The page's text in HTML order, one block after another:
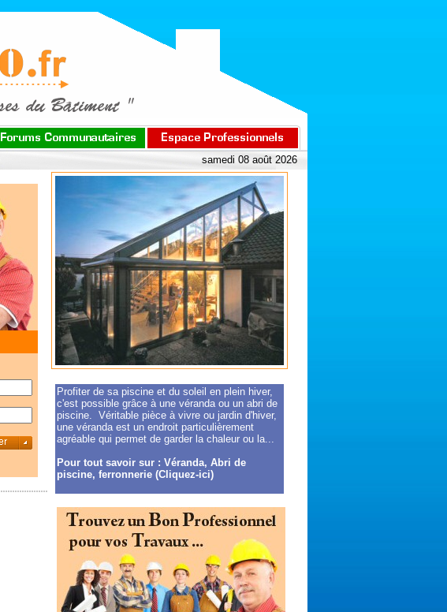
samedi 08 août 2026
Profiter de sa piscine et du soleil en plein hiver,
c'est possible grâce à une véranda ou un abri de
piscine. Véritable pièce à vivre ou jardin d'hiver,
une véranda est un endroit particulièrement
agréable qui permet de garder la chaleur ou la...
Pour tout savoir sur : Véranda, Abri de
piscine, ferronnerie (Cliquez-ici)